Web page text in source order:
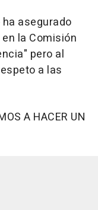
asegurado
la Comisión
pero al
a las
A HACER UN